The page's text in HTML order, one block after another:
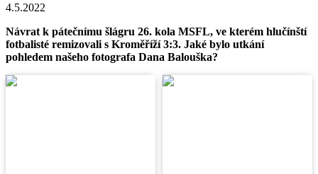
4.5.2022
Návrat k pátečnímu šlágru 26. kola MSFL, ve kterém hlučínští
fotbalisté remizovali s Kroměříží 3:3. Jaké bylo utkání
pohledem našeho fotografa Dana Balouška?